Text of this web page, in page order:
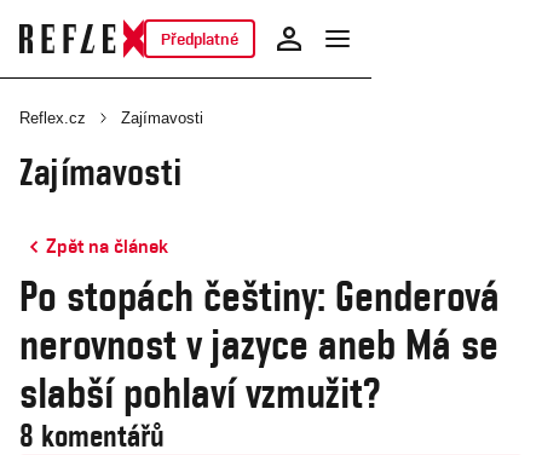
Předplatné
Reflex.cz Zajímavosti
Zajímavosti
Zpět na článek
Po stopách češtiny: Genderová
nerovnost v jazyce aneb Má se
slabší pohlaví vzmužit?
8 komentářů